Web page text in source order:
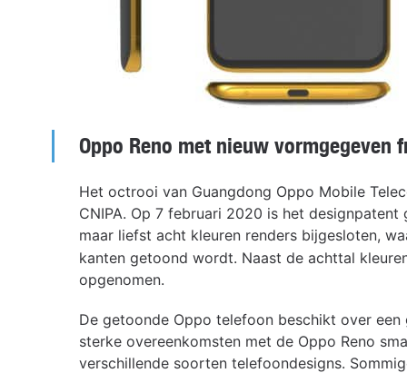
Oppo Reno met nieuw vormgegeven
Het octrooi van Guangdong Oppo Mobile
CNIPA. Op 7 februari 2020 is het
maar liefst acht kleuren renders bijgesloten,
kanten getoond wordt. Naast de achttal
opgenomen.
De getoonde Oppo telefoon beschikt over
sterke overeenkomsten met de Oppo Reno
verschillende soorten telefoondesigns.